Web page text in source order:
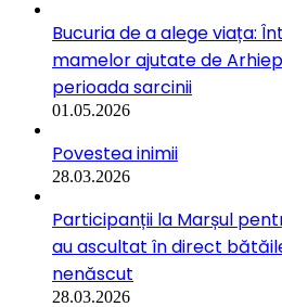
Bucuria de a alege viața:
mamelor ajutate de
perioada sarcinii
01.05.2026
Povestea inimii
28.03.2026
Participanții la Marșul
au ascultat în direct
nenăscut
28.03.2026